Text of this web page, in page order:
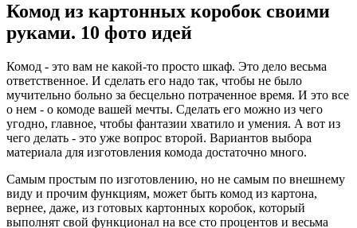
Комод из картонных коробок своими
руками. 10 фото идей
Комод - это вам не какой-то просто шкаф. Это дело весьма
ответственное. И сделать его надо так, чтобы не было
мучительно больно за бесцельно потраченное время. И это все
о нем - о комоде вашей мечты. Сделать его можно из чего
угодно, главное, чтобы фантазии хватило и умения. А вот из
чего делать - это уже вопрос второй. Вариантов выбора
материала для изготовления комода достаточно много.
Самым простым по изготовлению, но не самым по внешнему
виду и прочим функциям, может быть комод из картона,
вернее, даже, из готовых картонных коробок, который
выполнят свой функционал на все сто процентов и весьма